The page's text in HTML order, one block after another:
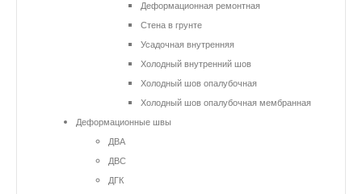
Деформационная ремонтная
Стена в грунте
Усадочная внутренняя
Холодный внутренний шов
Холодный шов опалубочная
Холодный шов опалубочная мембранная
Деформационные швы
ДВА
ДВС
ДГК